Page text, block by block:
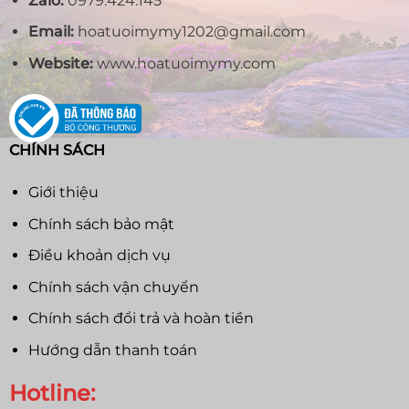
Email:hoatuoimymy1202@gmail.com
Website:www.hoatuoimymy.com
CHÍNH SÁCH
Giới thiệu
Chính sách bảo mật
Điều khoản dịch vụ
Chính sách vận chuyển
Chính sách đổi trả và hoàn tiền
Hướng dẫn thanh toán
Hotline: